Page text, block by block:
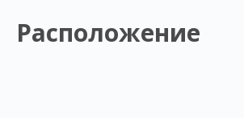
Расположение